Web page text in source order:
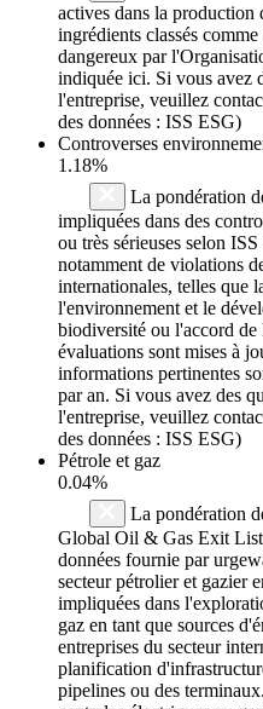
actives dans la production
ingrédients classés
dangereux par
indiquée ici. Si vous avez
l'entreprise, veuillez
des données : ISS ESG)
Controverses
1.18%
La pondération
impliquées dans des
ou très sérieuses selon
notamment de violations
internationales, telles que
l'environnement et le
biodiversité ou l'accord de
évaluations sont mises à
informations pertinentes
par an. Si vous avez des
l'entreprise, veuillez
des données : ISS ESG)
Pétrole et gaz
0.04%
La pondération
Global Oil & Gas Exit
données fournie par
secteur pétrolier et gazier
impliquées dans
gaz en tant que sources
entreprises du secteur
planification
pipelines ou des